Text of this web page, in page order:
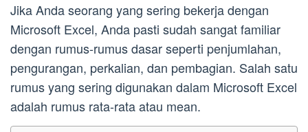
Jika Anda seorang yang sering bekerja dengan
Microsoft Excel, Anda pasti sudah sangat familiar
dengan rumus-rumus dasar seperti penjumlahan,
pengurangan, perkalian, dan pembagian. Salah satu
rumus yang sering digunakan dalam Microsoft Excel
adalah rumus rata-rata atau mean.